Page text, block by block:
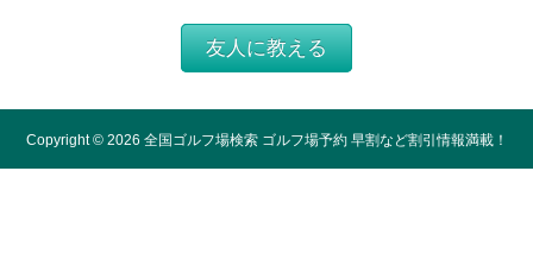
友人に教える
Copyright © 2026 全国ゴルフ場検索 ゴルフ場予約 早割など割引情報満載！